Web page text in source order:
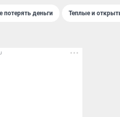
потерять деньги Теплые и